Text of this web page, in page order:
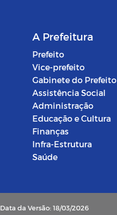
A Prefeitura
Prefeito
Vice-prefeito
Gabinete do Prefeito
Assistência Social
Administração
Educação e Cultura
Finanças
Infra-Estrutura
Saúde
Data da Versão: 18/03/2026